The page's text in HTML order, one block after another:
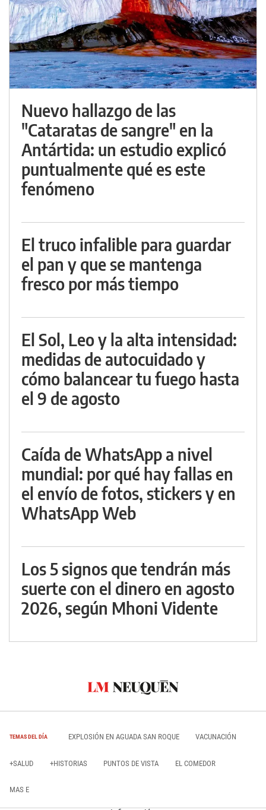
Nuevo hallazgo de las
"Cataratas de sangre" en la
Antártida: un estudio explicó
puntualmente qué es este
fenómeno
El truco infalible para guardar
el pan y que se mantenga
fresco por más tiempo
El Sol, Leo y la alta intensidad:
medidas de autocuidado y
cómo balancear tu fuego hasta
el 9 de agosto
Caída de WhatsApp a nivel
mundial: por qué hay fallas en
el envío de fotos, stickers y en
WhatsApp Web
Los 5 signos que tendrán más
suerte con el dinero en agosto
2026, según Mhoni Vidente
TEMAS DEL DÍA EXPLOSIÓN EN AGUADA SAN ROQUE VACUNACIÓN
+SALUD +HISTORIAS PUNTOS DE VISTA EL COMEDOR
MAS E